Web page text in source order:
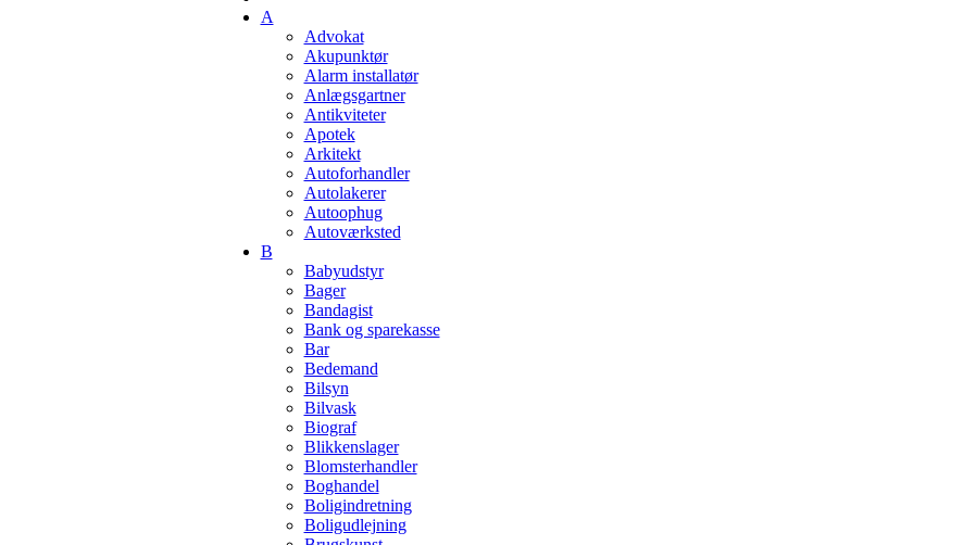
A
Advokat
Akupunktør
Alarm installatør
Anlægsgartner
Antikviteter
Apotek
Arkitekt
Autoforhandler
Autolakerer
Autoophug
Autoværksted
B
Babyudstyr
Bager
Bandagist
Bank og sparekasse
Bar
Bedemand
Bilsyn
Bilvask
Biograf
Blikkenslager
Blomsterhandler
Boghandel
Boligindretning
Boligudlejning